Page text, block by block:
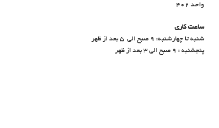
واحد 402
ساعت کاری
شنبه تا چهارشنبه: ۹ صبح الی ۵ بعد از ظهر
پنجشنبه : ۹ صبح الی ۳ بعد از ظهر